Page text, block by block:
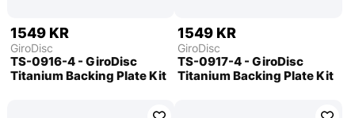
1549 KR
GiroDisc
TS-0916-4 - GiroDisc
Titanium Backing Plate Kit
1549 KR
GiroDisc
TS-0917-4 - GiroDisc
Titanium Backing Plate Kit